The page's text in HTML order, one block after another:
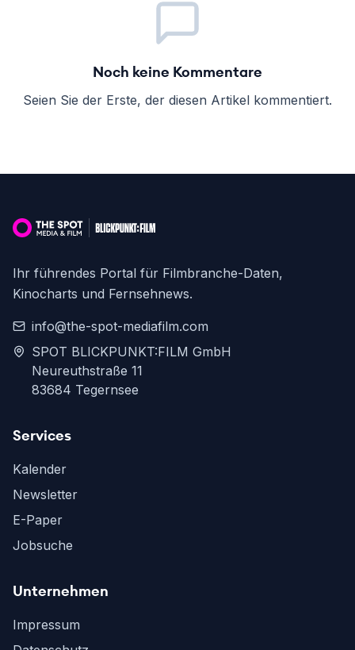
Noch keine Kommentare
Seien Sie der Erste, der diesen Artikel kommentiert.
Ihr führendes Portal für Filmbranche-Daten,
Kinocharts und Fernsehnews.
info@the-spot-mediafilm.com
SPOT BLICKPUNKT:FILM GmbH
Neureuthstraße 11
83684 Tegernsee
Services
Kalender
Newsletter
E-Paper
Jobsuche
Unternehmen
Impressum